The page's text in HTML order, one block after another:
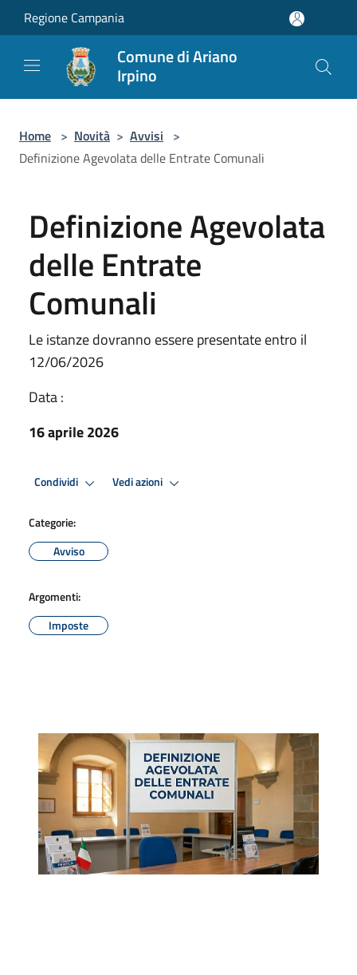
Salta al contenuto principale
Regione Campania
Comune di Ariano
Irpino
Home > Novità > Avvisi >
Definizione Agevolata delle Entrate Comunali
Definizione Agevolata
delle Entrate
Comunali
Le istanze dovranno essere presentate entro il
12/06/2026
Data :
16 aprile 2026
Condividi Vedi azioni
Categorie:
Avviso
Argomenti:
Imposte